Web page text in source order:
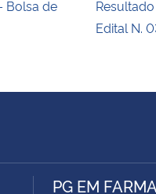
Bolsa de
Edital N.
PG EM